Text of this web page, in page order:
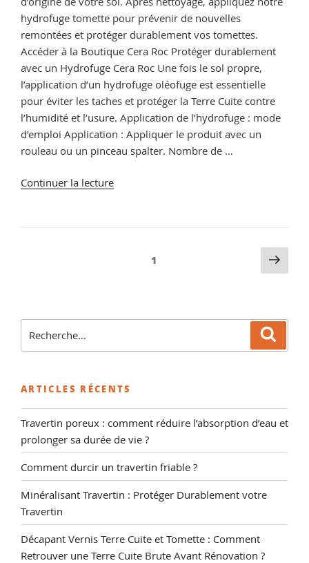
hydrofuge tomette pour prévenir de nouvelles
remontées et protéger durablement vos tomettes.
Accéder à la Boutique Cera Roc Protéger durablement
avec un Hydrofuge Cera Roc Une fois le sol propre,
l’application d’un hydrofuge oléofuge est essentielle
pour éviter les taches et protéger la Terre Cuite contre
l’humidité et l’usure. Application de l’hydrofuge : mode
d’emploi Application : Appliquer le produit avec un
rouleau ou un pinceau spalter. Nombre de …
Continuer la lecturede
Décapant
1 Page
pour
ARTICLES RÉCENTS
Travertin poreux : comment réduire l’absorption d’eau et
prolonger sa durée de vie ?
Comment durcir un travertin friable ?
Minéralisant Travertin : Protéger Durablement votre
Travertin
Décapant Vernis Terre Cuite et Tomette : Comment
Retrouver une Terre Cuite Brute Avant Rénovation ?